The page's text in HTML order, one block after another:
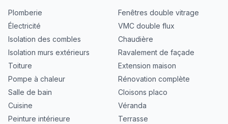
Plomberie
Électricité
Isolation des combles
Isolation murs extérieurs
Toiture
Pompe à chaleur
Salle de bain
Cuisine
Peinture intérieure
Fenêtres double vitrage
VMC double flux
Chaudière
Ravalement de façade
Extension maison
Rénovation complète
Cloisons placo
Véranda
Terrasse